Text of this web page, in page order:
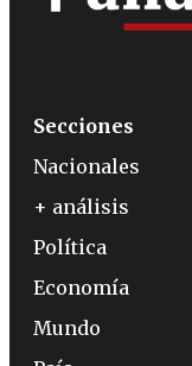
Secciones
Nacionales
+ análisis
Política
Economía
Mundo